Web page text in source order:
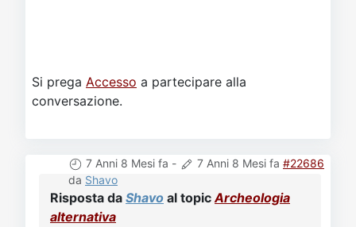
Si prega Accesso a partecipare alla
conversazione.
7 Anni 8 Mesi fa - 7 Anni 8 Mesi fa #22686
da Shavo
Risposta da Shavo al topicArcheologia
alternativa